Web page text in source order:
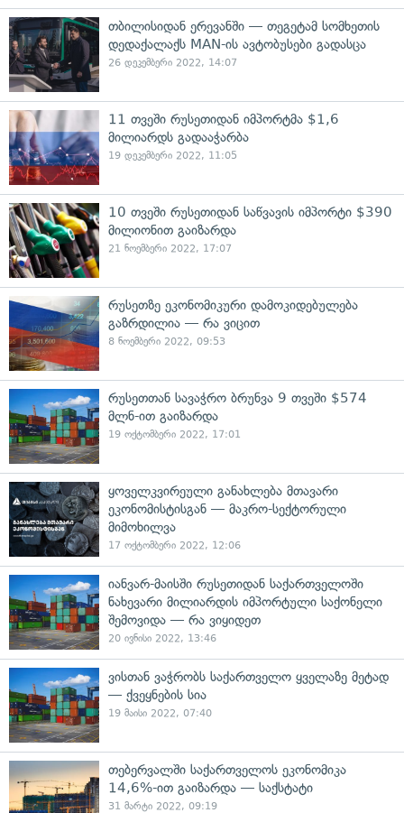
თბილისიდან ერევანში — თეგეტამ სომხეთის
დედაქალაქს MAN-ის ავტობუსები გადასცა
26 დეკემბერი 2022, 14:07
11 თვეში რუსეთიდან იმპორტმა $1,6
მილიარდს გადააჭარბა
19 დეკემბერი 2022, 11:05
10 თვეში რუსეთიდან საწვავის იმპორტი $390
მილიონით გაიზარდა
21 ნოემბერი 2022, 17:07
რუსეთზე ეკონომიკური დამოკიდებულება
გაზრდილია — რა ვიცით
8 ნოემბერი 2022, 09:53
რუსეთთან სავაჭრო ბრუნვა 9 თვეში $574
მლნ-ით გაიზარდა
19 ოქტომბერი 2022, 17:01
ყოველკვირეული განახლება მთავარი
ეკონომისტისგან — მაკრო-სექტორული
მიმოხილვა
17 ოქტომბერი 2022, 12:06
იანვარ-მაისში რუსეთიდან საქართველოში
ნახევარი მილიარდის იმპორტული საქონელი
შემოვიდა — რა ვიყიდეთ
20 ივნისი 2022, 13:46
ვისთან ვაჭრობს საქართველო ყველაზე მეტად
— ქვეყნების სია
19 მაისი 2022, 07:40
თებერვალში საქართველოს ეკონომიკა
14,6%-ით გაიზარდა — საქსტატი
31 მარტი 2022, 09:19